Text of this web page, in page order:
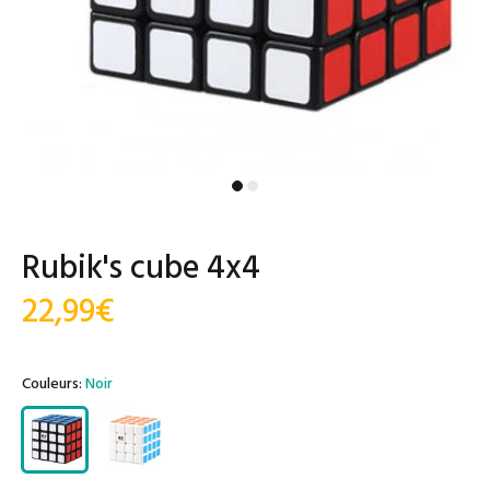
Rubik's cube 4x4
22,99€
Couleurs:Noir